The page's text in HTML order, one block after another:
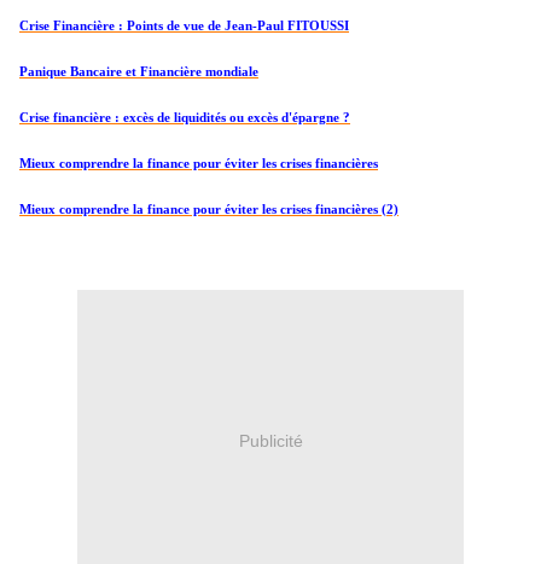
Crise Financière : Points de vue de Jean-Paul FITOUSSI
Panique Bancaire et Financière mondiale
Crise financière : excès de liquidités ou excès d'épargne ?
Mieux comprendre la finance pour éviter les crises financières
Mieux comprendre la finance pour éviter les crises financières (2)
Publicité